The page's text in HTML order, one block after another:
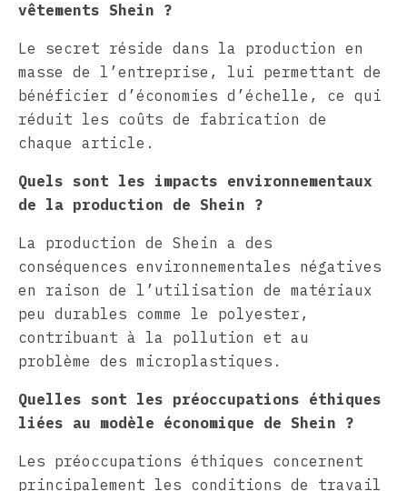
vêtements Shein ?
Le secret réside dans la production en
masse de l’entreprise, lui permettant de
bénéficier d’économies d’échelle, ce qui
réduit les coûts de fabrication de
chaque article.
Quels sont les impacts environnementaux
de la production de Shein ?
La production de Shein a des
conséquences environnementales négatives
en raison de l’utilisation de matériaux
peu durables comme le polyester,
contribuant à la pollution et au
problème des microplastiques.
Quelles sont les préoccupations éthiques
liées au modèle économique de Shein ?
Les préoccupations éthiques concernent
principalement les conditions de travail